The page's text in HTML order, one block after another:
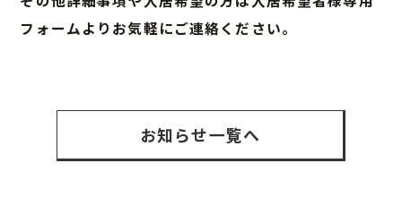
フォームよりお気軽にご連絡ください。
お知らせ一覧へ